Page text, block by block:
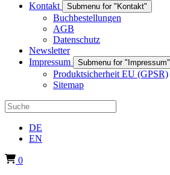
Kontakt
Submenu for "Kontakt"
Buchbestellungen
AGB
Datenschutz
Newsletter
Impressum
Submenu for "Impressum"
Produktsicherheit EU (GPSR)
Sitemap
DE
EN
0